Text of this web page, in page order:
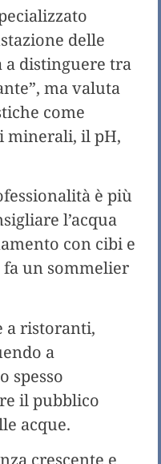
delle
a distinguere tra
ma valuta
come
minerali, il pH,
è più
l’acqua
con cibi e
un sommelier
a ristoranti,
a
spesso
il pubblico
acque.